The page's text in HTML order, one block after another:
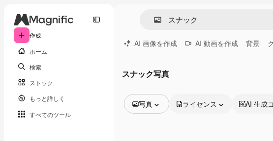
作成
ホーム
検索
ストック
もっと詳しく
すべてのツール
AI 画像を作成 AI 動画を作成 背景
スナック写真
写真 ライセンス AI 生成